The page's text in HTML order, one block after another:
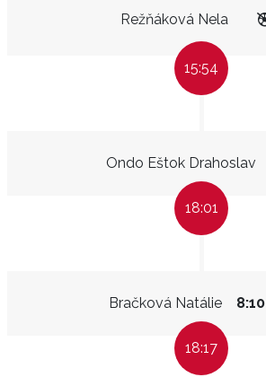
Režňáková Nela
15:54
Ondo Eštok Drahoslav
18:01
Bračková Natálie 8:10
18:17